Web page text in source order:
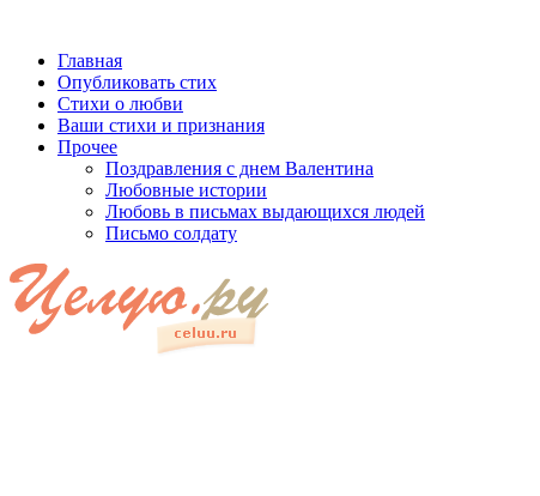
Главная
Опубликовать стих
Стихи о любви
Ваши стихи и признания
Прочее
Поздравления с днем Валентина
Любовные истории
Любовь в письмах выдающихся людей
Письмо солдату